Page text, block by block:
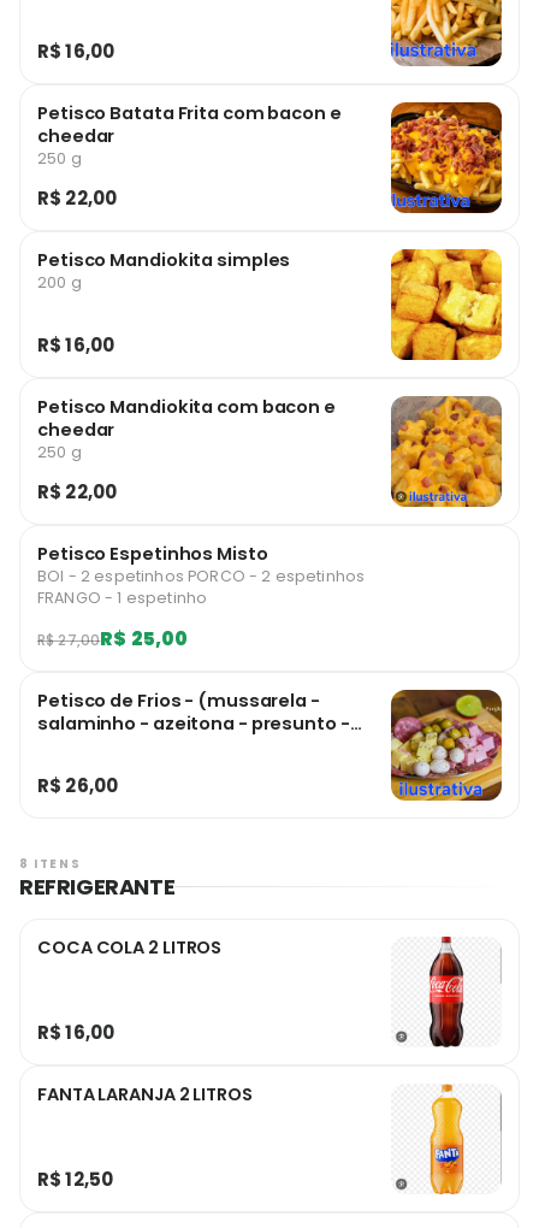
R$ 16,00
Petisco Batata Frita com bacon e
cheedar
250 g
R$ 22,00
Petisco Mandiokita simples
200 g
R$ 16,00
Petisco Mandiokita com bacon e
cheedar
250 g
R$ 22,00
Petisco Espetinhos Misto
BOI - 2 espetinhos PORCO - 2 espetinhos
FRANGO - 1 espetinho
R$ 27,00R$ 25,00
Petisco de Frios - (mussarela -
salaminho - azeitona - presunto -
R$ 26,00
8 ITENS
REFRIGERANTE
COCA COLA 2 LITROS
R$ 16,00
FANTA LARANJA 2 LITROS
R$ 12,50